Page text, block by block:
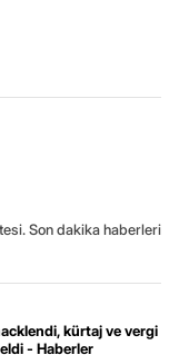
Son dakika haberleri
kürtaj ve vergi
- Haberler